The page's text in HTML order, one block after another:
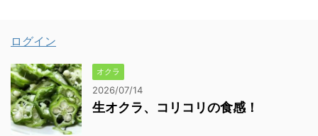
ログイン
オクラ
2026/07/14
生オクラ、コリコリの食感！